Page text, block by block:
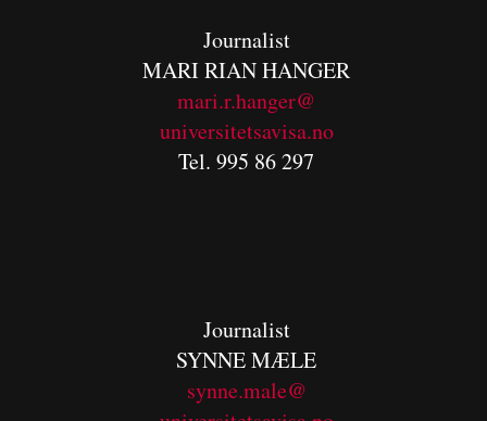
Journalist
MARI RIAN HANGER
mari.r.hanger@
universitetsavisa.no
Tel. 995 86 297
Journalist
SYNNE MÆLE
synne.male@